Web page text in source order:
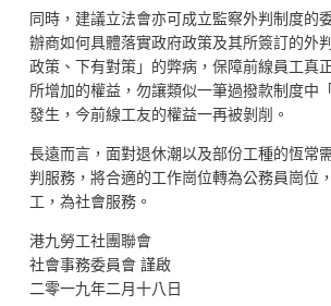
同時，建議立法會亦可成立監察外判制度的
辦商如何具體落實政府政策及其所簽訂的外
政策、下有對策」的弊病，保障前線員工真
所增加的權益，勿讓類似一筆過撥款制度中
發生，今前線工友的權益一再被剝削。
長遠而言，面對退休潮以及部份工種的恆常
判服務，將合適的工作崗位轉為公務員崗位
工，為社會服務。
港九勞工社團聯會
社會事務委員會 謹啟
二零一九年二月十八日